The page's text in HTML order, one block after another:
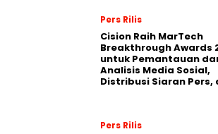
Pers Rilis
Cision Raih MarTech
Breakthrough Awards
untuk Pemantauan
Analisis Media Sosial,
Distribusi Siaran Pers,
Pers Rilis